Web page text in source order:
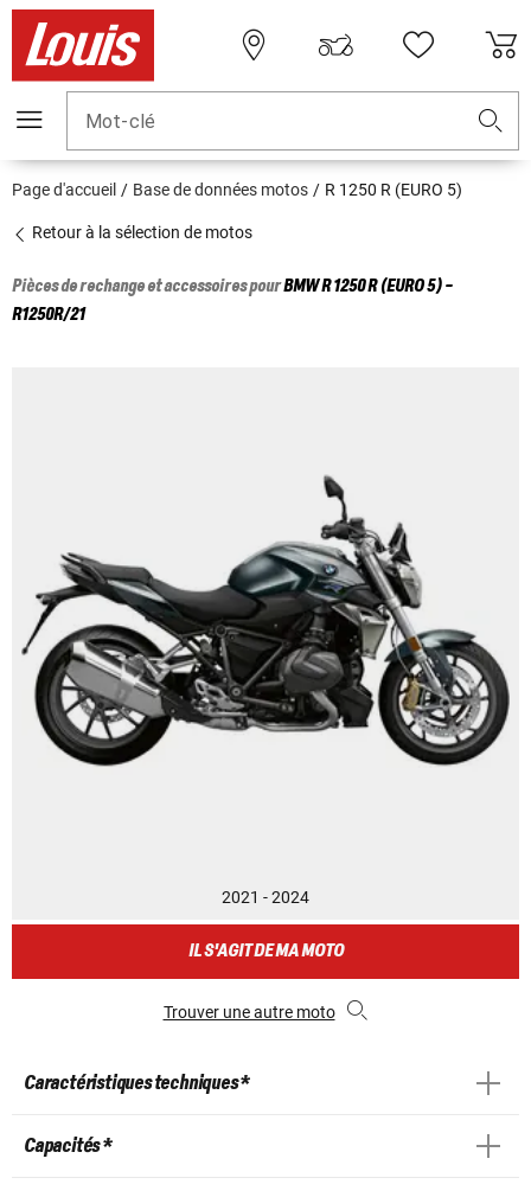
Mot-clé
Page d'accueil Base de données motos R 1250 R (EURO 5)
Retour à la sélection de motos
Pièces de rechange et accessoires pourBMWR 1250 R (EURO 5) -
R1250R/21
2021 - 2024
IL S'AGIT DE MA MOTO
Trouver une autre moto
Caractéristiques techniques *
Capacités *